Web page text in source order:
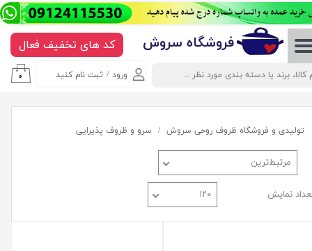
ورود / ثبت نام کنید
حساب کاربری من
تغییر گذر واژه
خروج از حساب کاربری
۰
​​​​​​​​فروشگاه سروش کد های تخفیف فعال
تولیدی و فروشگاه ظروف روحی سروش سرو و ظروف پذیرایی
مرتبط‌ترین
نمایش ۱۲۰